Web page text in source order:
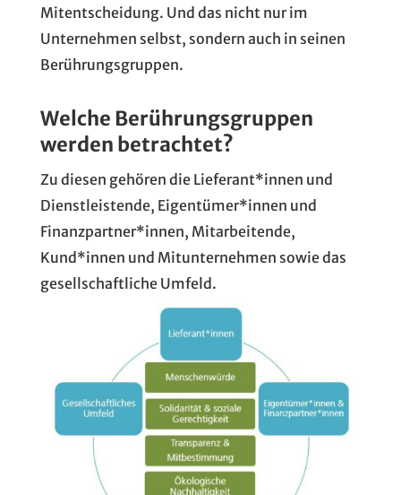
Mitentscheidung. Und das nicht nur im
Unternehmen selbst, sondern auch in seinen
Berührungsgruppen.
Welche Berührungsgruppen
werden betrachtet?
Zu diesen gehören die Lieferant*innen und
Dienstleistende, Eigentümer*innen und
Finanzpartner*innen, Mitarbeitende,
Kund*innen und Mitunternehmen sowie das
gesellschaftliche Umfeld.